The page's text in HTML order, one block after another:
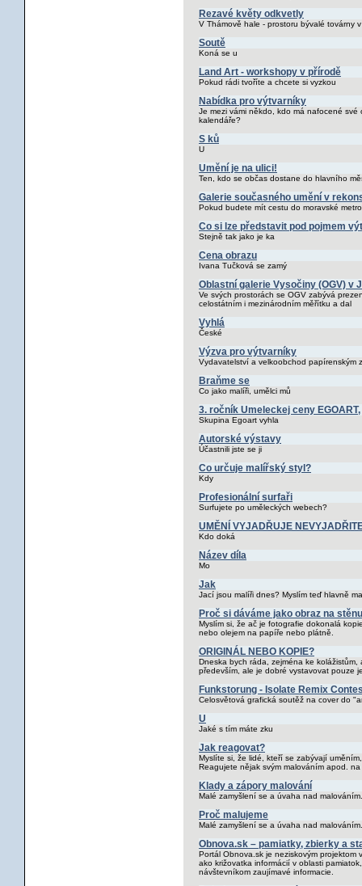
Rezavé květy odkvetly
V Thámově hale - prostoru bývalé továrny
Soutě
Koná se u
Land Art - workshopy v přírodě
Pokud rádi tvoříte a chcete si vyzkou
Nabídka pro výtvarníky
Je mezi vámi někdo, kdo má nafocené
kalendáře?
S ků
U
Umění je na ulici!
Ten, kdo se občas dostane do hlavního
Galerie současného umění v
Pokud budete mít cestu do moravské
Co si lze představit pod pojmem
Stejně tak jako je ka
Cena obrazu
Ivana Tučková se zamý
Oblastní galerie Vysočiny (OGV) v
Ve svých prostorách se OGV zabývá
celostátním i mezinárodním měřítku a dal
Vyhlá
České
Výzva pro výtvarníky
Vydavatelství a velkoobchod papírenským
Braňme se
Co jako malíři, umělci mů
3. ročník Umeleckej ceny EGOART,
Skupina Egoart vyhla
Autorské výstavy
Účastnili jste se ji
Co určuje malířský styl?
Kdy
Profesionální surfaři
Surfujete po uměleckých webech?
UMĚNÍ VYJADŘUJE
Kdo doká
Název díla
Mo
Jak
Jací jsou malíři dnes? Myslím teď hlavně
Proč si dáváme jako obraz na
Myslím si, že ač je fotografie dokonalá
nebo olejem na papíře nebo plátně.
ORIGINÁL NEBO KOPIE?
Dneska bych ráda, zejména ke
především, ale je dobré vystavovat pouze
Funkstorung - Isolate Remix
Celosvětová grafická soutěž na cover do
U
Jaké s tím máte zku
Jak reagovat?
Myslíte si, že lidé, kteří se zabývají
Reagujete nějak svým malováním apod.
Klady a zápory malování
Malé zamyšlení se a úvaha nad malováním.
Proč malujeme
Malé zamyšlení se a úvaha nad malováním.
Obnova.sk – pamiatky, zbierky a
Portál Obnova.sk je neziskovým
ako križovatka informácií v oblasti
návštevníkom zaujímavé informacie.